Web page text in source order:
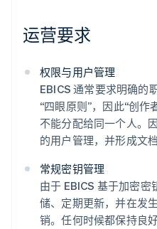
运营要求
权限与用户管理
EBICS 通常要求明确的
“四眼原则”，因此“创作
不能分配给同一个人。
的用户管理，并形成文
常规密钥管理
由于 EBICS 基于加密
储、定期更新，并在发
销。任何时候都保持良